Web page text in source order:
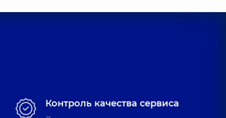
диагностики,
«Добробут» для всей семьи на Берестейской
3-Б, г. Киев
Контроль качества сервиса